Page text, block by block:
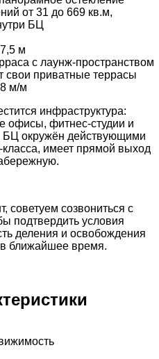
от 31 до 669 кв.м,
БЦ
м
с лаунж-пространством
приватные террасы
м/м
инфраструктура:
офисы, фитнес-студии и
БЦ окружён действующими
имеет прямой выход
советуем созвониться с
подтвердить условия
деления и освобождения
ближайшее время.